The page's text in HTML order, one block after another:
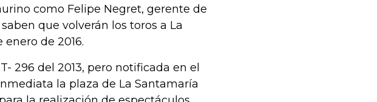
como Felipe Negret, gerente de
que volverán los toros a La
de 2016.
296 del 2013, pero notificada en el
la plaza de La Santamaría